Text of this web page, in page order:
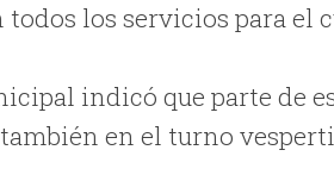
los servicios para el
indicó que parte de
en el turno